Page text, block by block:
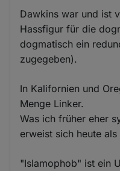
Dawkins war und ist
Hassfigur für die
dogmatisch ein
zugegeben).
In Kalifornien und
Menge Linker.
Was ich früher eher
erweist sich heute
"Islamophob" ist ein